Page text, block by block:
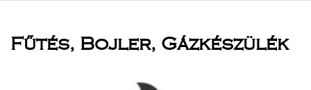
Fűtés, Bojler, Gázkészülék